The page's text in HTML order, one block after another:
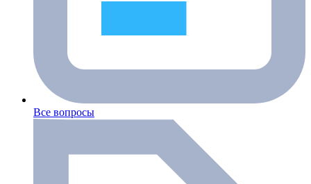
Все вопросы